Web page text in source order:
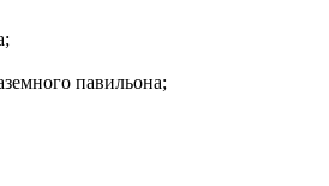
павильона;